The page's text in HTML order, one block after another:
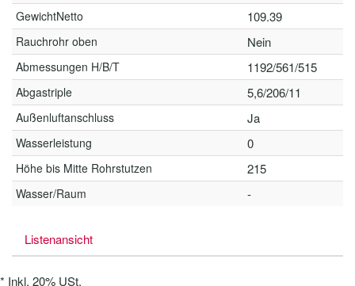
GewichtNetto 109.39
Rauchrohr oben Nein
Abmessungen H/B/T 1192/561/515
Abgastriple 5,6/206/11
Außenluftanschluss Ja
Wasserleistung 0
Höhe bis Mitte Rohrstutzen 215
Wasser/Raum -
Listenansicht
* Inkl. 20% USt.